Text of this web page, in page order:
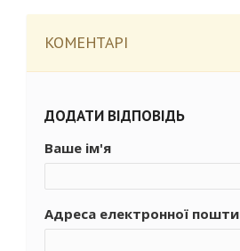
КОМЕНТАРІ
ДОДАТИ ВІДПОВІДЬ
Ваше ім'я
Адреса електронної пошти